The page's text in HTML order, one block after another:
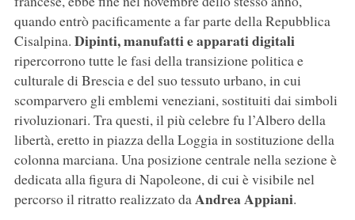
quando entrò pacificamente a far parte della Repubblica
Cisalpina. Dipinti, manufatti e apparati digitali
ripercorrono tutte le fasi della transizione politica e
culturale di Brescia e del suo tessuto urbano, in cui
scomparvero gli emblemi veneziani, sostituiti dai simboli
rivoluzionari. Tra questi, il più celebre fu l’Albero della
libertà, eretto in piazza della Loggia in sostituzione della
colonna marciana. Una posizione centrale nella sezione è
dedicata alla figura di Napoleone, di cui è visibile nel
percorso il ritratto realizzato daAndrea Appiani.